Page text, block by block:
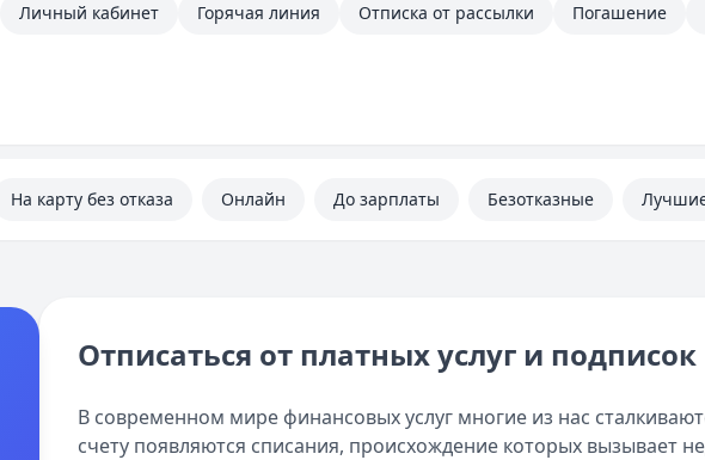
Личный кабинет Горячая линия Отписка от рассылки Погашение
На карту без отказа Онлайн До зарплаты Безотказные
Отписаться от платных услуг и
В современном мире финансовых услуг многие из нас
счету появляются списания, происхождение которых вызывает